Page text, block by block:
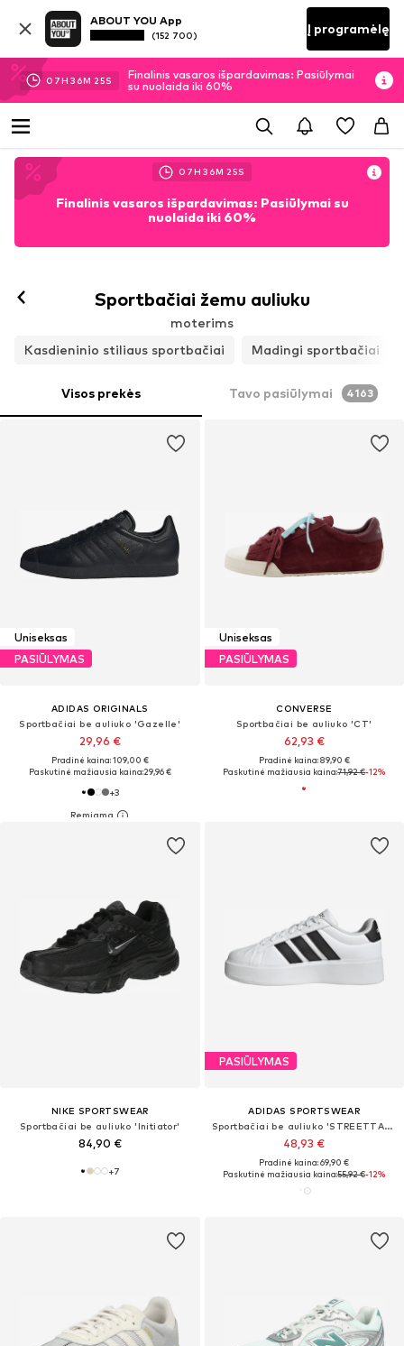
ABOUT YOU App
(152 700) Į programėlę
07H 36M 23S
Finalinis vasaros išpardavimas: Pasiūlymai
su nuolaida iki 60%
07H 36M 23S
Finalinis vasaros išpardavimas: Pasiūlymai su
nuolaida iki 60%
Sportbačiai žemu auliuku
moterims
Kasdieninio stiliaus sportbačiai
Madingi sportbačiai
Visos prekės Tavo pasiūlymai 4163
Uniseksas
PASIŪLYMAS
ADIDAS ORIGINALS
Sportbačiai be auliuko 'Gazelle'
29,96 €
Pradinė kaina: 109,00 €
Paskutinė mažiausia kaina:29,96 €
+3
Uniseksas
PASIŪLYMAS
CONVERSE
Sportbačiai be auliuko 'CT'
62,93 €
Pradinė kaina: 89,90 €
Paskutinė mažiausia kaina:71,92 €-12%
NIKE SPORTSWEAR
Sportbačiai be auliuko 'Initiator'
84,90 €
+7
PASIŪLYMAS
ADIDAS SPORTSWEAR
Sportbačiai be auliuko 'STREETTALK BOLD'
48,93 €
Pradinė kaina: 69,90 €
Paskutinė mažiausia kaina:55,92 €-12%